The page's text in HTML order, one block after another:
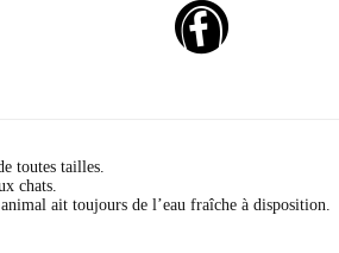
toutes tailles.
chats.
ait toujours de l’eau fraîche à disposition.